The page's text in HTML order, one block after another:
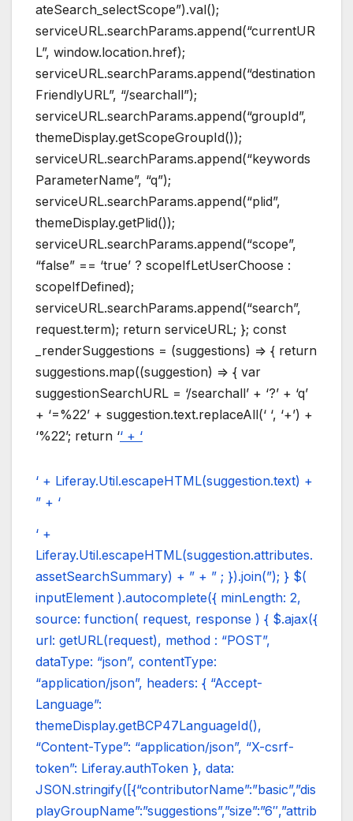
ateSearch_selectScope”).val();
serviceURL.searchParams.append(“currentUR
L”, window.location.href);
serviceURL.searchParams.append(“destination
FriendlyURL”, “/searchall”);
serviceURL.searchParams.append(“groupId”,
themeDisplay.getScopeGroupId());
serviceURL.searchParams.append(“keywords
ParameterName”, “q”);
serviceURL.searchParams.append(“plid”,
themeDisplay.getPlid());
serviceURL.searchParams.append(“scope”,
“false” == ‘true’ ? scopeIfLetUserChoose :
scopeIfDefined);
serviceURL.searchParams.append(“search”,
request.term); return serviceURL; }; const
_renderSuggestions = (suggestions) => { return
suggestions.map((suggestion) => { var
suggestionSearchURL = ‘/searchall’ + ‘?’ + ‘q’
+ ‘=%22’ + suggestion.text.replaceAll(‘ ‘, ‘+’) +
‘%22’; return ‘‘ + ‘
‘ + Liferay.Util.escapeHTML(suggestion.text) +
” + ‘
‘ +
Liferay.Util.escapeHTML(suggestion.attributes.
assetSearchSummary) + ” + ” ; }).join(”); } $(
inputElement ).autocomplete({ minLength: 2,
source: function( request, response ) { $.ajax({
url: getURL(request), method : “POST”,
dataType: “json”, contentType:
“application/json”, headers: { “Accept-
Language”:
themeDisplay.getBCP47LanguageId(),
“Content-Type”: “application/json”, “X-csrf-
token”: Liferay.authToken }, data:
JSON.stringify([{“contributorName”:”basic”,”dis
playGroupName”:”suggestions”,”size”:”6″,”attrib